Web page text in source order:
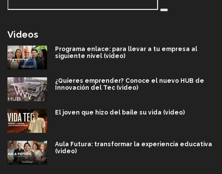
Videos
Programa enlace: para llevar a tu empresa al
siguiente nivel (video)
¿Quieres emprender? Conoce el nuevo HUB de
Innovación del Tec (video)
El joven que hizo del baile su vida (video)
Aula Futura: transformar la experiencia educativa
(video)